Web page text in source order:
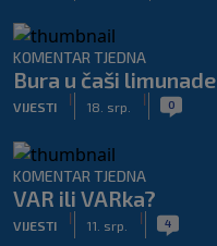
KOMENTAR TJEDNA
Bura u čaši limunade
VIJESTI
|
18. srp.
| 0
KOMENTAR TJEDNA
VAR ili VARka?
VIJESTI
|
11. srp.
| 4